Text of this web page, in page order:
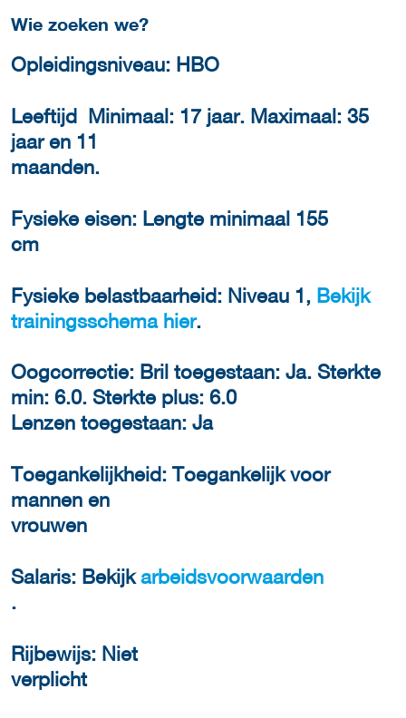
Wie zoeken we?
Opleidingsniveau: HBO
Leeftijd Minimaal: 17 jaar. Maximaal: 35
jaar en 11
maanden.
Fysieke eisen: Lengte minimaal 155
Fysieke belastbaarheid: Niveau 1, Bekijk
trainingsschema hier.
Oogcorrectie: Bril toegestaan: Ja. Sterkte
min: 6.0. Sterkte plus: 6.0
Lenzen toegestaan: Ja
Toegankelijkheid: Toegankelijk voor
mannen en
vrouwen
Salaris: Bekijkarbeidsvoorwaarden
.
Rijbewijs: Niet
verplicht